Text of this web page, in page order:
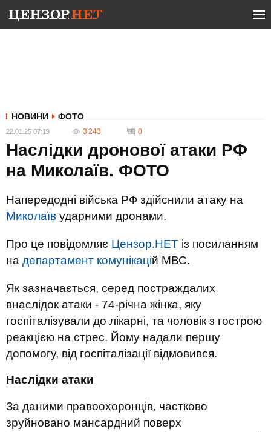
НОВИНИ ФОТО
22.01.25 07:19 3 243 0
Наслідки дронової атаки РФ
на Миколаїв. ФОТО
Напередодні війська РФ здійснили атаку на
Миколаїв ударними дронами.
Про це повідомляє Цензор.НЕТ із посиланням
на департамент комунікацій МВС.
Як зазначається, серед постраждалих
внаслідок атаки - 74-річна жінка, яку
госпіталізували до лікарні, та чоловік з гострою
реакцією на стрес. Йому надали першу
допомогу, від госпіталізації відмовився.
Наслідки атаки
За даними правоохоронців, частково
зруйновано мансардний поверх